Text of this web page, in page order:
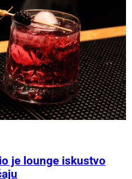
je lounge iskustvo